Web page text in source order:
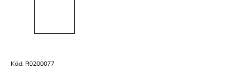
Kód: R0200077